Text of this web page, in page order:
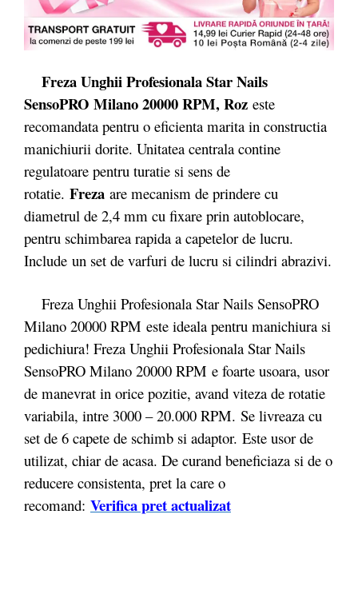
Freza Unghii Profesionala Star Nails
SensoPRO Milano 20000 RPM, Roz este
recomandata pentru o eficienta marita in constructia
manichiurii dorite. Unitatea centrala contine
regulatoare pentru turatie si sens de
rotatie. Freza are mecanism de prindere cu
diametrul de 2,4 mm cu fixare prin autoblocare,
pentru schimbarea rapida a capetelor de lucru.
Include un set de varfuri de lucru si cilindri abrazivi.
Freza Unghii Profesionala Star Nails SensoPRO
Milano 20000 RPM este ideala pentru manichiura si
pedichiura! Freza Unghii Profesionala Star Nails
SensoPRO Milano 20000 RPM e foarte usoara, usor
de manevrat in orice pozitie, avand viteza de rotatie
variabila, intre 3000 – 20.000 RPM. Se livreaza cu
set de 6 capete de schimb si adaptor. Este usor de
utilizat, chiar de acasa. De curand beneficiaza si de o
reducere consistenta, pret la care o
recomand: Verifica pret actualizat